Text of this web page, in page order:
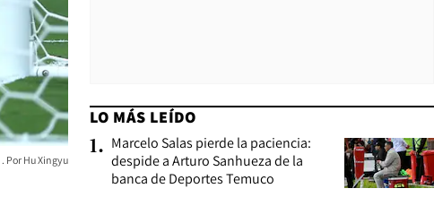
Hu Xingyu
LO MÁS LEÍDO
1. Marcelo Salas pierde la paciencia:
despide a Arturo Sanhueza de la
banca de Deportes Temuco